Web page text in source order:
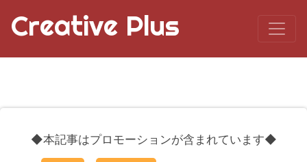
Creative Plus
◆本記事はプロモーションが含まれています◆